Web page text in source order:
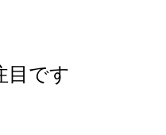
目です